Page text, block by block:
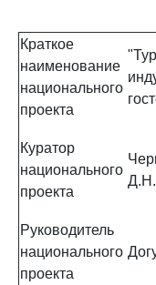
Краткое
наименование
национального
проекта
Куратор
национального
проекта
Д.Н.
Руководитель
национального
проекта